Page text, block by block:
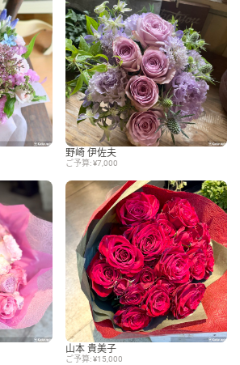
野崎 伊佐夫
ご予算: ¥7,000
山本 貴美子
ご予算: ¥15,000